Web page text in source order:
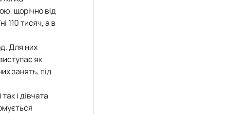
щорічно від
110 тисяч, а в
Для них
як
занять, під
і дівчата